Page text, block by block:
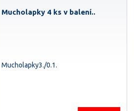
Mucholapky 4 ks v balení..
Mucholapky3./0.1.